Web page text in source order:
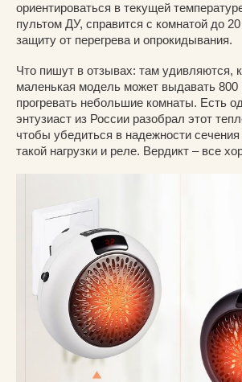
ориентироваться в текущей
пультом ДУ, справится с комнатой до
защиту от перегрева и опрокидывания.
Что пишут в отзывах: там удивляются,
маленькая модель может выдавать 800
прогревать небольшие комнаты. Есть
энтузиаст из России разобрал этот
чтобы убедиться в надежности
такой нагрузки и реле. Вердикт – все